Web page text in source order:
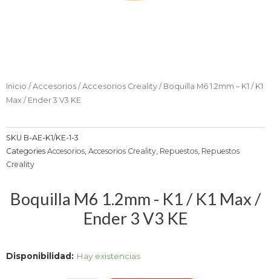
Inicio / Accesorios / Accesorios Creality / Boquilla M6 1.2mm – K1 / K1
Max / Ender 3 V3 KE
SKU B-AE-K1/KE-1-3
Categories Accesorios, Accesorios Creality, Repuestos, Repuestos
Creality
Boquilla M6 1.2mm - K1 / K1 Max /
Ender 3 V3 KE
Disponibilidad: Hay existencias
Boquilla